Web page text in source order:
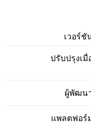
เวอร์ชั
ปรับปรุงเมื่
ผู้พัฒน
แพลตฟอร์